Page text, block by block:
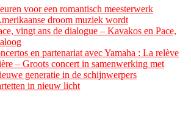
voor een romantisch meesterwerk
droom muziek wordt
vingt ans de dialogue – Kavakos en Pace,
en partenariat avec Yamaha : La relève
– Groots concert in samenwerking met
generatie in de schijnwerpers
in nieuw licht